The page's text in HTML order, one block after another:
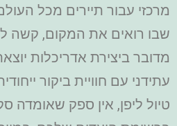
מרכזי עבור תיירים מכל
שבו רואים את המקום, קשה
מדובר ביצירת אדריכלות
עתידני עם חוויית ביקור
טיול ליפן, אין ספק שאומדה